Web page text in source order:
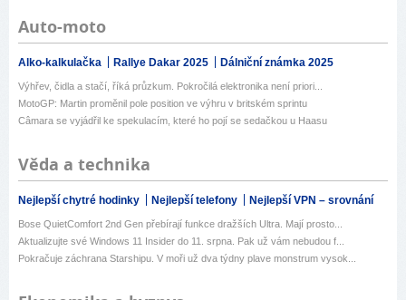
Auto-moto
Alko-kalkulačka Rallye Dakar 2025 Dálniční známka 2025
Výhřev, čidla a stačí, říká průzkum. Pokročilá elektronika není priori...
MotoGP: Martin proměnil pole position ve výhru v britském sprintu
Câmara se vyjádřil ke spekulacím, které ho pojí se sedačkou u Haasu
Věda a technika
Nejlepší chytré hodinky Nejlepší telefony Nejlepší VPN – srovnání
Bose QuietComfort 2nd Gen přebírají funkce dražších Ultra. Mají prosto...
Aktualizujte své Windows 11 Insider do 11. srpna. Pak už vám nebudou f...
Pokračuje záchrana Starshipu. V moři už dva týdny plave monstrum vysok...